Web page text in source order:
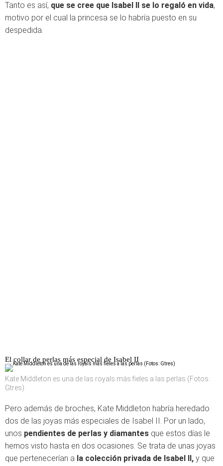
Tanto es así, que se cree que Isabel II se lo regaló en vida,
motivo por el cual la princesa se lo habría puesto en su
despedida.
El collar de perlas más especial de Isabel II
Kate Middleton es una de las royals más fieles a las perlas (Fotos:
Gtres)
Pero además de broches, Kate Middleton habría heredado
dos de las joyas más especiales de Isabel II. Por un lado,
unos pendientes de perlas y diamantes que estos días le
hemos visto hasta en dos ocasiones. Se trata de unas joyas
que pertenecerían a la colección privada de Isabel II, y que